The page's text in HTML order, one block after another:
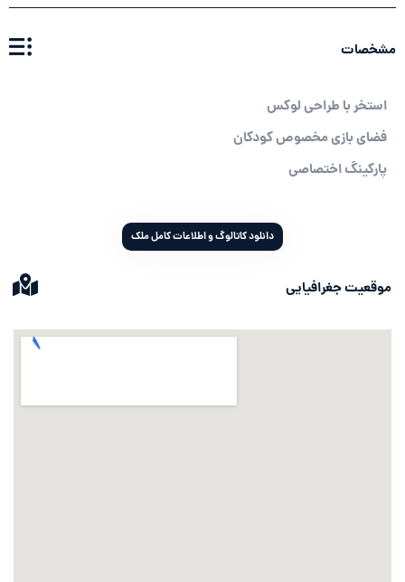
مشخصات
استخر با طراحی لوکس
فضای بازی مخصوص کودکان
پارکینگ اختصاصی
دانلود کاتالوگ و اطلاعات کامل ملک
موقعیت جغرافیایی